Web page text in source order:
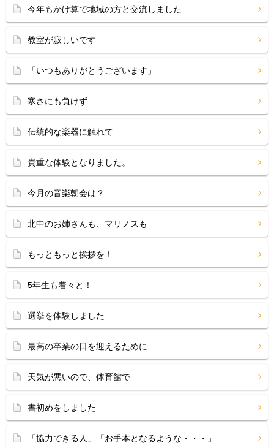
今年もかけ算で地域の方と交流しました
教室が寂しいです
「いつもありがとうございます」
寒さにも負けず
伝統的な楽器に触れて
貴重な体験となりました。
今月の音楽朝会は？
北中のお姉さんも、マリノスも
もっともっと挨拶を！
5年生も着々と！
選挙を体験しました
最高の卒業の日を迎えるために
天気が悪いので、体育館で
書初めをしました
「協力できる人」「お手本となるような・・・」